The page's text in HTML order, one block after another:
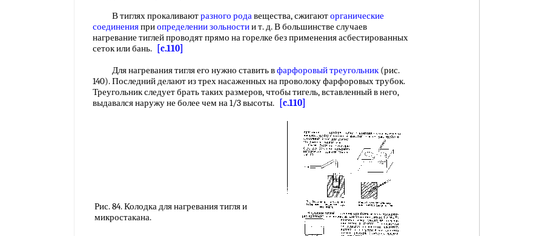
В тиглях прокаливаютразного родавещества, сжигаюторганические
соединенияприопределении зольностии т. д. В большинстве случаев
нагревание тиглей проводят прямо на горелке без применения асбестированных
сеток или бань.
[c.110]
Для нагревания тигля его нужно ставить вфарфоровый треугольник(рис.
140). Последний делают из трех насаженных на проволоку фарфоровых трубок.
Треугольник следует брать таких размеров, чтобы тигель, вставленный в него,
выдавался наружу не более чем на 1/3 высоты.
[c.110]
Рис. 84. Колодка для нагревания тигля и
микростакана.